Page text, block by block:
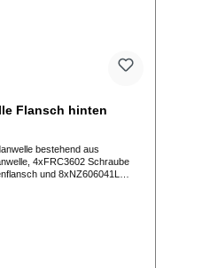
Flansch hinten
bestehend aus
4xFRC3602 Schraube
und 8xNZ606041L